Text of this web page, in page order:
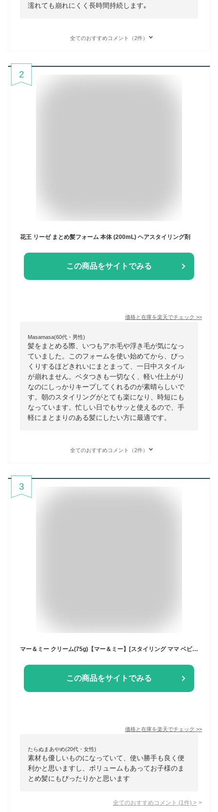
濡れても崩れにくく長時間持続します｡
全てのおすすめコメント（2件）
2
花王 リーゼ まとめ髪フォーム 本体 (200mL) ヘアスタイリング剤
この商品をサイトでみる
価格と在庫を楽天でチェック >>
Masamasa(60代・男性)
髪をまとめる際、いつもアホ毛や浮き毛が気になっ
ていました。このフォームを使い始めてから、びっ
くりするほどきれいにまとまって、一日中スタイル
が崩れません。ベタつきも一切なく、軽い仕上がり
なのにしっかりキープしてくれるのが素晴らしいで
す。朝のスタイリングがとても楽になり、時短にも
なっています。忙しい日でもサッと使えるので、手
軽にまとまりのある髪にしたい方に最適です。
全てのおすすめコメント（2件）
3
マー＆ミー クリーム(75g)【マー＆ミー】[スタイリング ママ ベビー キッズ 赤ちゃん 子ども]
この商品をサイトでみる
価格と在庫を楽天でチェック >>
たらぬまあやめ(20代・女性)
素材も優しいものになっていて、使い勝手も良く便
利かと思いますし、ボリュームもあってお子様のま
とめ髪にもぴったりかと思います
全てのおすすめコメント (1 件) >